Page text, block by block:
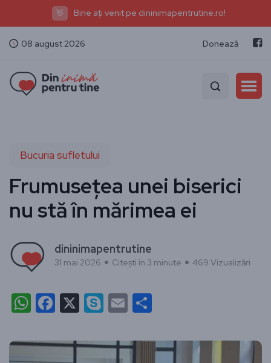
👋 Bine ați venit pe dininimapentrutine.ro!
08 august 2026 Donează
Bucuria sufletului
Frumusețea unei biserici
nu stă în mărimea ei
dininimapentrutine
31 mai 2026 Citești în 3 minute 469 Vizualizări
WhatsApp
Facebook
X Skype
Email